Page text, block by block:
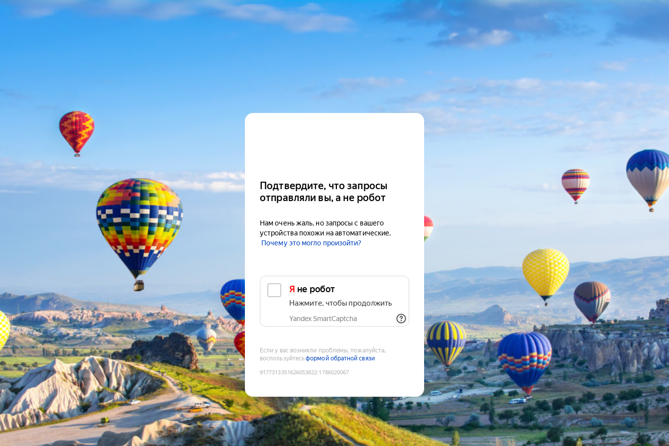
Подтвердите, что запросы
отправляли вы, а не робот
Нам очень жаль, но запросы с вашего
устройства похожи на автоматические.
Почему это могло произойти?
Я не робот
Нажмите, чтобы продолжить
Yandex SmartCaptcha
Если у вас возникли проблемы, пожалуйста,
воспользуйтесьформой обратной связи
9177313351626053822:1786020067